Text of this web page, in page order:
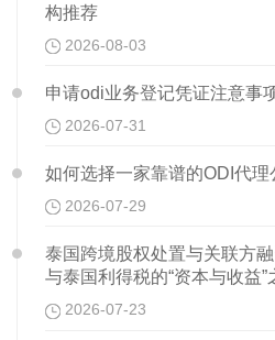
构推荐
2026-08-03
申请odi业务登记凭证注意事
2026-07-31
如何选择一家靠谱的ODI代理
2026-07-29
泰国跨境股权处置与关联方
与泰国利得税的“资本与收益”
2026-07-23